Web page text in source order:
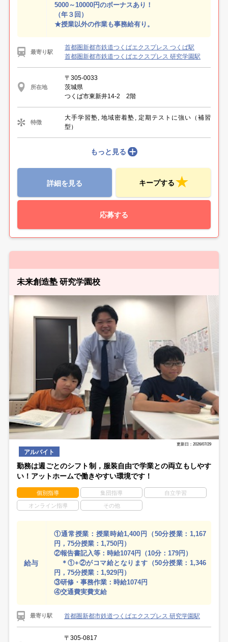
5000～10000円のボーナスあり！
（年３回）
★授業以外の作業も事務給有り。
最寄り駅
首都圏新都市鉄道つくばエクスプレス つくば駅
首都圏新都市鉄道つくばエクスプレス 研究学園駅
所在地
〒305-0033
茨城県
つくば市東新井14-2 2階
特徴
大手学習塾, 地域密着塾, 定期テストに強い（補習
型）
もっと見る
詳細を見る キープする
応募する
未来創造塾 研究学園校
更新日：2026/07/29
アルバイト
勤務は週ごとのシフト制，服装自由で学業との両立もしやす
い！アットホームで働きやすい環境です！
個別指導 集団指導 自立学習
オンライン指導 その他
給与
①通常授業：授業時給1,400円（50分授業：1,167
円，75分授業：1,750円）
②報告書記入等：時給1074円（10分：179円）
＊①+②がコマ給となります（50分授業：1,346
円，75分授業：1,929円）
③研修・事務作業：時給1074円
④交通費実費支給
最寄り駅 首都圏新都市鉄道つくばエクスプレス 研究学園駅
〒305-0817